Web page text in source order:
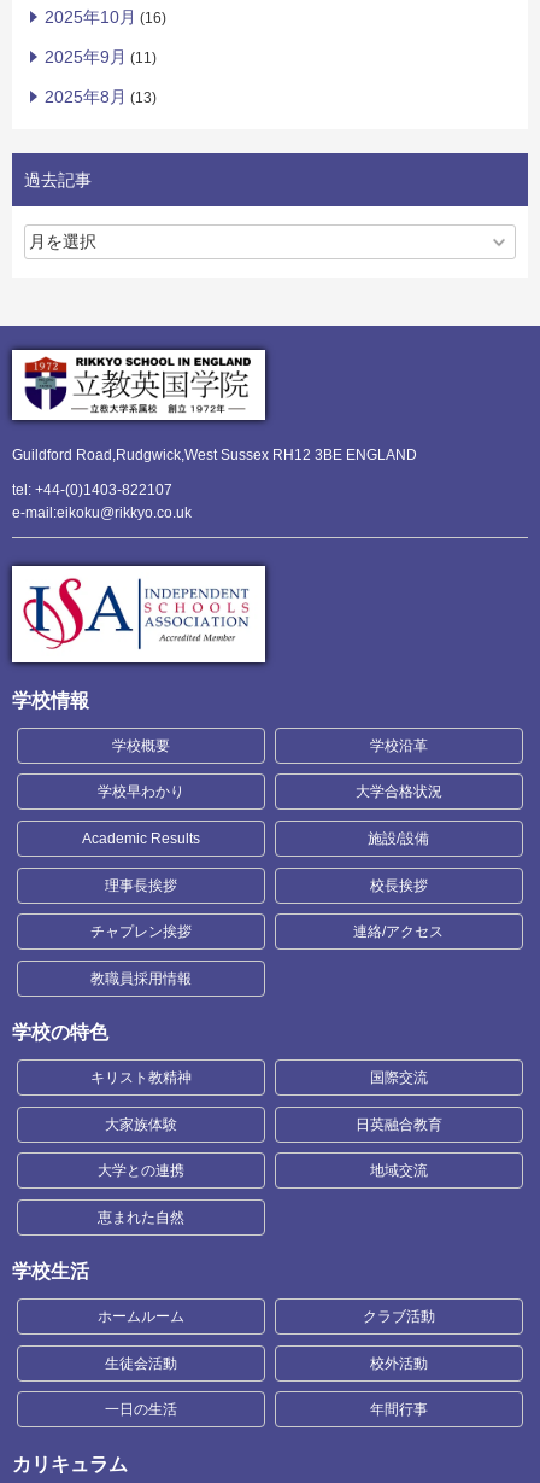
2025年10月 (16)
2025年9月 (11)
2025年8月 (13)
過去記事
Guildford Road,Rudgwick,West Sussex RH12 3BE ENGLAND
tel: +44-(0)1403-822107
e-mail:eikoku@rikkyo.co.uk
学校情報
学校概要 学校沿革
学校早わかり 大学合格状況
Academic Results 施設/設備
理事長挨拶 校長挨拶
チャプレン挨拶 連絡/アクセス
教職員採用情報
学校の特色
キリスト教精神 国際交流
大家族体験 日英融合教育
大学との連携 地域交流
恵まれた自然
学校生活
ホームルーム クラブ活動
生徒会活動 校外活動
一日の生活 年間行事
カリキュラム